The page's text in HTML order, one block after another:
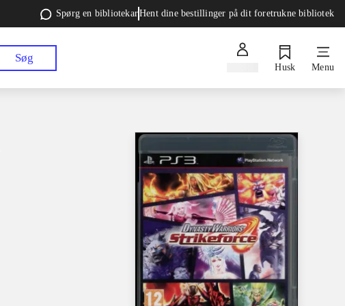
Spørg en bibliotekarHent dine bestillinger på dit foretrukne bibliotek
Søg
Husk Menu